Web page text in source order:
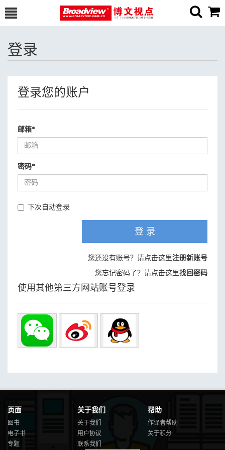
登录
登录您的账户
邮箱*
密码*
下次自动登录
登 录
您还没有账号？请点击这里注册新账号
您忘记密码了？请点击这里找回密码
使用其他第三方网站账号登录
页面
图书
电子书
专题
关于我们
关于我们
用户协议
联系我们
帮助
作译者帮助
关于积分